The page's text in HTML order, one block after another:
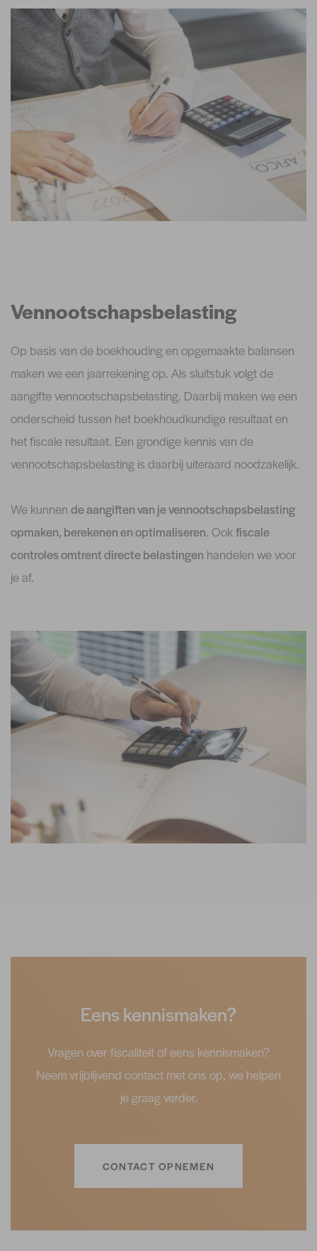
Vennootschapsbelasting
Op basis van de boekhouding en opgemaakte balansen
maken we een jaarrekening op. Als sluitstuk volgt de
aangifte vennootschapsbelasting. Daarbij maken we een
onderscheid tussen het boekhoudkundige resultaat en
het fiscale resultaat. Een grondige kennis van de
vennootschapsbelasting is daarbij uiteraard noodzakelijk.
We kunnen de aangiften van je vennootschapsbelasting
opmaken, berekenen en optimaliseren. Ookfiscale
controles omtrent directe belastingen handelen we voor
je af.
Eens kennismaken?
Vragen over fiscaliteit of eens kennismaken?
Neem vrijblijvend contact met ons op, we helpen
je graag verder.
CONTACT OPNEMEN